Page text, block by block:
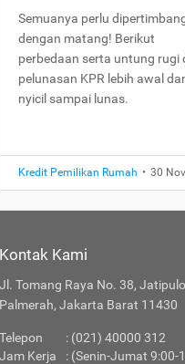
Semuanya perlu
dengan matang! Berikut
perbedaan serta untung rugi
pelunasan KPR lebih awal
nyicil sampai lunas.
Kredit Pemilikan Rumah • 30
Kontak Kami
Jl. Tomang Raya No. 38, Jatipulo
Palmerah, Jakarta Barat 11430
Telepon
: (021) 40000 312
Jam Kerja
: (Senin-Jumat 9:00-